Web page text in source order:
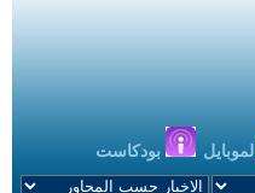
الموبايل بودكاست